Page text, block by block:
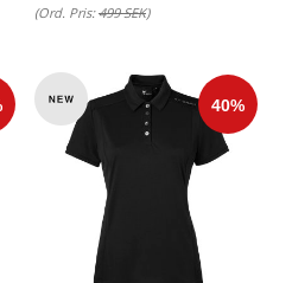
(Ord. Pris:499 SEK)